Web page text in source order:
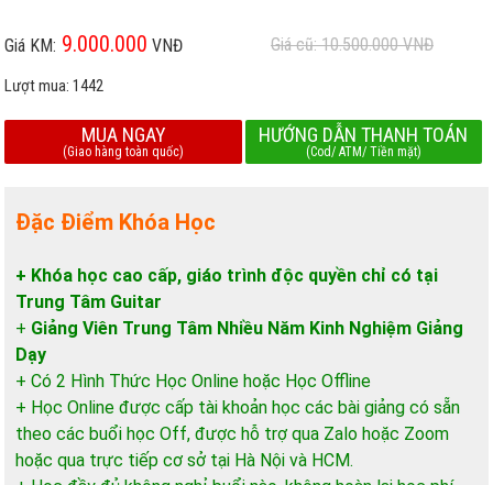
Giá KM: 9.000.000 VNĐ Giá cũ: 10.500.000VNĐ
Lượt mua:1442
MUA NGAY
(Giao hàng toàn quốc)
HƯỚNG DẪN THANH TOÁN
(Cod/ ATM/ Tiền mặt)
Đặc Điểm Khóa Học
+ Khóa học cao cấp, giáo trình độc quyền chỉ có tại
Trung Tâm Guitar
+ Giảng Viên Trung Tâm Nhiều Năm Kinh Nghiệm Giảng
Dạy
+ Có 2 Hình Thức Học Online hoặc Học Offline
+ Học Online được cấp tài khoản học các bài giảng có sẵn
theo các buổi học Off, được hỗ trợ qua Zalo hoặc Zoom
hoặc qua trực tiếp cơ sở tại Hà Nội và HCM.